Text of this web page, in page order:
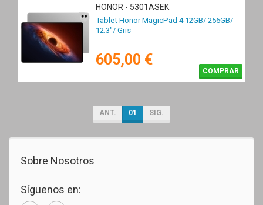
HONOR - 5301ASEK
Tablet Honor MagicPad 4 12GB/ 256GB/
12.3"/ Gris
605,00 €
COMPRAR
ANT. 01 SIG.
Sobre Nosotros
Síguenos en: